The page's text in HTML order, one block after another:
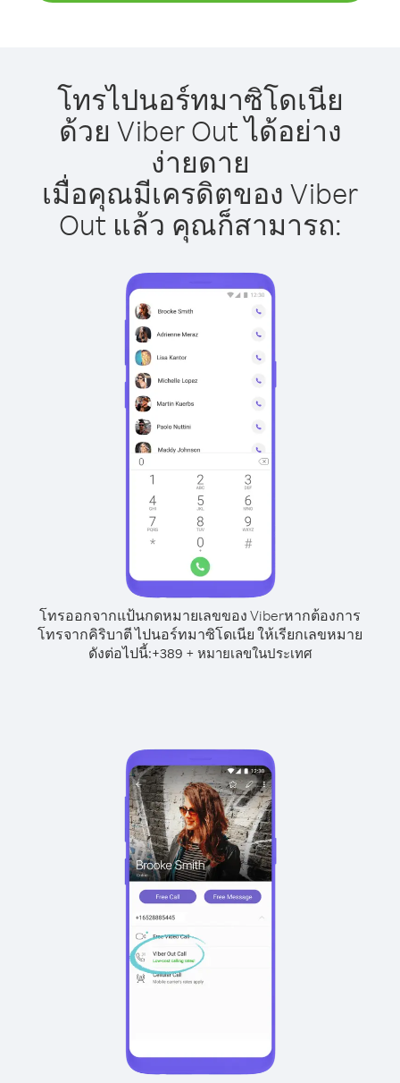
โทรไปนอร์ทมาซิโดเนีย
ด้วย Viber Out ได้อย่าง
ง่ายดาย
เมื่อคุณมีเครดิตของ Viber
Out แล้ว คุณก็สามารถ:
โทรออกจากแป้นกดหมายเลขของ Viberหากต้องการ
โทรจากคิริบาตี ไปนอร์ทมาซิโดเนีย ให้เรียกเลขหมาย
ดังต่อไปนี้:+389 + หมายเลขในประเทศ